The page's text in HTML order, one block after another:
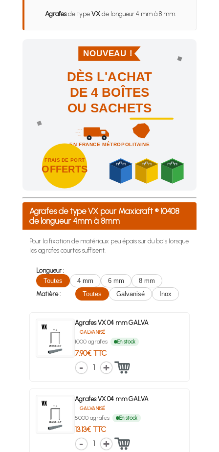
Agrafesde typeVXde longueur 4 mm à 8 mm.
NOUVEAU !
DÈS L'ACHAT
DE 4 BOÎTES
OU SACHETS
EN FRANCE MÉTROPOLITAINE
FRAIS DE PORT
OFFERTS
Achetez 4 sachets ou boîtes d'agrafes ou de pointes et
Agrafes de type VX pour Maxicraft ® 10408
de longueur 4mm à 8mm
Pour la fixation de matériaux peu épais sur du bois lorsque
les agrafes courtes suffisent.
Longueur :
Toutes
4 mm 6 mm
8 mm
Matière :
Toutes Galvanisé Inox
Agrafes VX 04 mm GALVA
GALVANISÉ
1000 agrafes En stock
7.90€ TTC
1
Agrafes VX 04 mm GALVA
GALVANISÉ
5000 agrafes En stock
13.13€ TTC
1